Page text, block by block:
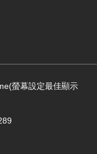
螢幕設定最佳顯示